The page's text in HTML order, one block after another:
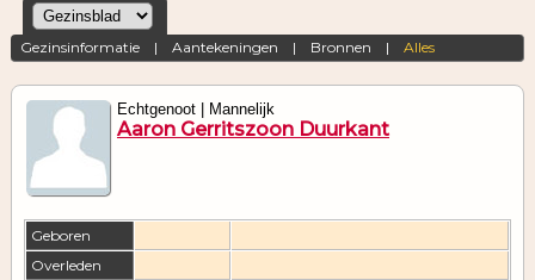
Gezinsinformatie |Aantekeningen | Bronnen |Alles
Echtgenoot | Mannelijk
Aaron Gerritszoon Duurkant
Geboren
Overleden